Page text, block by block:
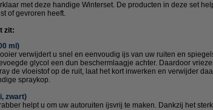
met deze handige Winterset. De producten in deze set
of gevroren heeft.
zit:
ml)
verwijdert u snel en eenvoudig ijs van uw ruiten en
glycol een dun beschermlaagje achter. Daardoor
de vloeistof op de ruit, laat het kort inwerken en verwijder
spraykop.
zwart)
helpt u om uw autoruiten ijsvrij te maken. Dankzij het